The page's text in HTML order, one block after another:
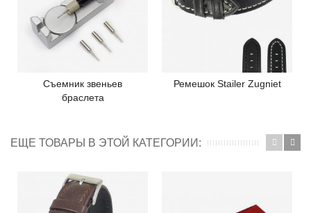
Съемник звеньев
браслета
Ремешок Stailer Zugniet
ЕЩЕ ТОВАРЫ В ЭТОЙ КАТЕГОРИИ: